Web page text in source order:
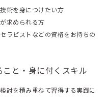
術を身につけたい方
求められる方
ラピストなどの資格をお持ちの
と・身に付くスキル
討を積み重ねて習得する実践に